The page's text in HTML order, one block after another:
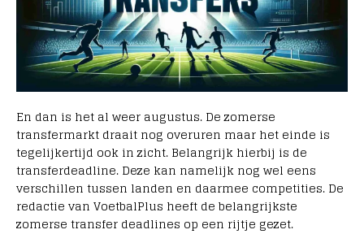
En dan is het al weer augustus. De zomerse
transfermarkt draait nog overuren maar het einde is
tegelijkertijd ook in zicht. Belangrijk hierbij is de
transferdeadline. Deze kan namelijk nog wel eens
verschillen tussen landen en daarmee competities. De
redactie van VoetbalPlus heeft de belangrijkste
zomerse transfer deadlines op een rijtje gezet.